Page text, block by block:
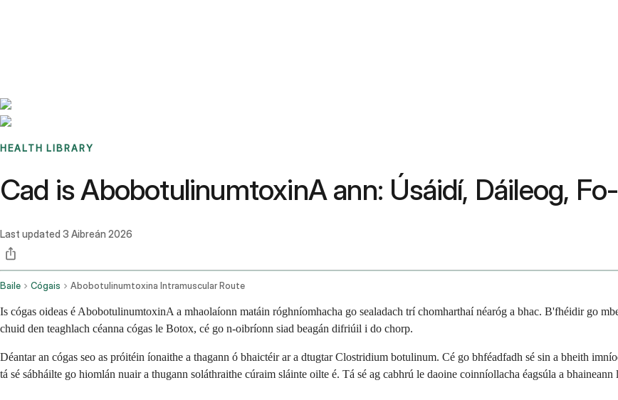
HEALTH LIBRARY
Cad is AbobotulinumtoxinA ann: Úsáidí, Dáileog,
Last updated 3 Aibreán 2026
Baile Cógais Abobotulinumtoxina Intramuscular Route
Is cógas oideas é AbobotulinumtoxinA a mhaolaíonn matáin róghníomhacha go sealadach trí chomharthaí néaróg a bhac. B'fhéidir go
chuid den teaghlach céanna cógas le Botox, cé go n-oibríonn siad beagán difriúil i do chorp.
Déantar an cógas seo as próitéin íonaithe a thagann ó bhaictéir ar a dtugtar Clostridium botulinum. Cé go bhféadfadh sé sin a bheith
tá sé sábháilte go hiomlán nuair a thugann soláthraithe cúraim sláinte oilte é. Tá sé ag cabhrú le daoine coinníollacha éagsúla a